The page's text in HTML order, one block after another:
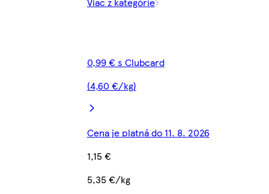
0,99 € s Clubcard
(4,60 €/kg)
Cena je platná do 11. 8. 2026
1,15 €
5,35 €/kg